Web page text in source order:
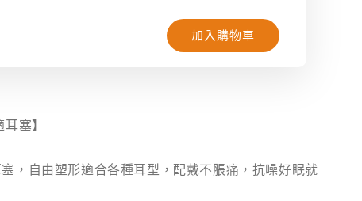
加入購物車
塞】
，自由塑形適合各種耳型，配戴不脹痛，抗噪好眠就